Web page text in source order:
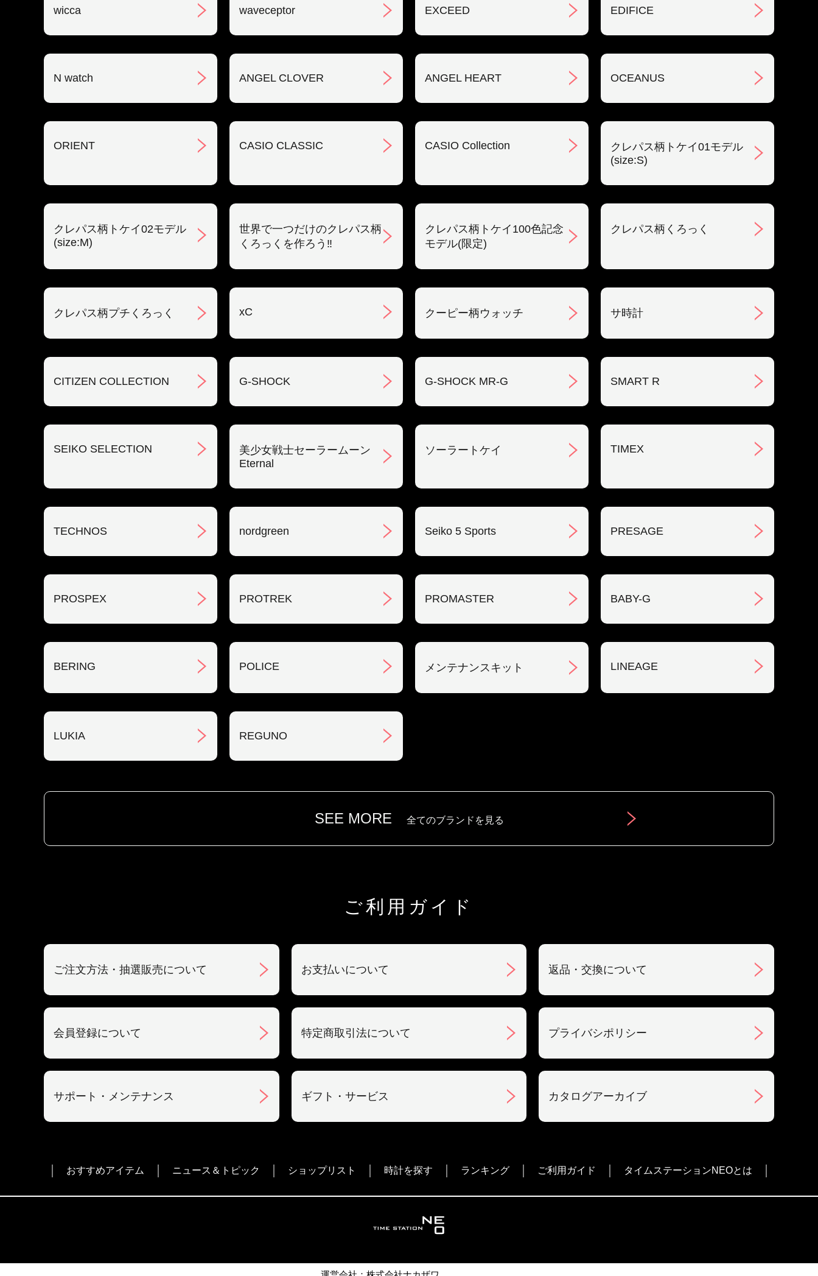
wicca waveceptor EXCEED EDIFICE
N watch ANGEL CLOVER ANGEL HEART OCEANUS
ORIENT CASIO CLASSIC CASIO Collection
クレパス柄トケイ01モデル
(size:S)
クレパス柄トケイ02モデル
(size:M)
世界で一つだけのクレパス柄
くろっくを作ろう‼︎
クレパス柄トケイ100色記念
モデル(限定)
クレパス柄くろっく
クレパス柄プチくろっく xC クーピー柄ウォッチ サ時計
CITIZEN COLLECTION G-SHOCK G-SHOCK MR-G SMART R
SEIKO SELECTION
美少女戦士セーラームーン
Eternal
ソーラートケイ TIMEX
TECHNOS nordgreen Seiko 5 Sports PRESAGE
PROSPEX PROTREK PROMASTER BABY-G
BERING POLICE メンテナンスキット LINEAGE
LUKIA REGUNO
SEE MORE 全てのブランドを見る
ご利用ガイド
ご注文方法・抽選販売について お支払いについて 返品・交換について
会員登録について 特定商取引法について プライバシポリシー
サポート・メンテナンス ギフト・サービス カタログアーカイブ
おすすめアイテム ニュース＆トピック ショップリスト 時計を探す ランキング ご利用ガイド タイムステーションNEOとは